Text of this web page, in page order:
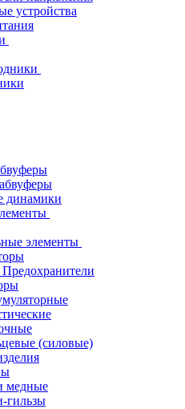
устройства
динамики
элементы
(силовые)
медные
гильзы